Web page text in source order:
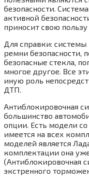
безопасности.
активной
приносит свою
Для справки: системы
ремни безопасности,
безопасные стекла,
многое другое. Все
иную роль
ДТП.
Антиблокировочная
большинство
опции. Есть модели со
имеется на всех
моделей является
комплектации она
(Антиблокировочная
экстренного